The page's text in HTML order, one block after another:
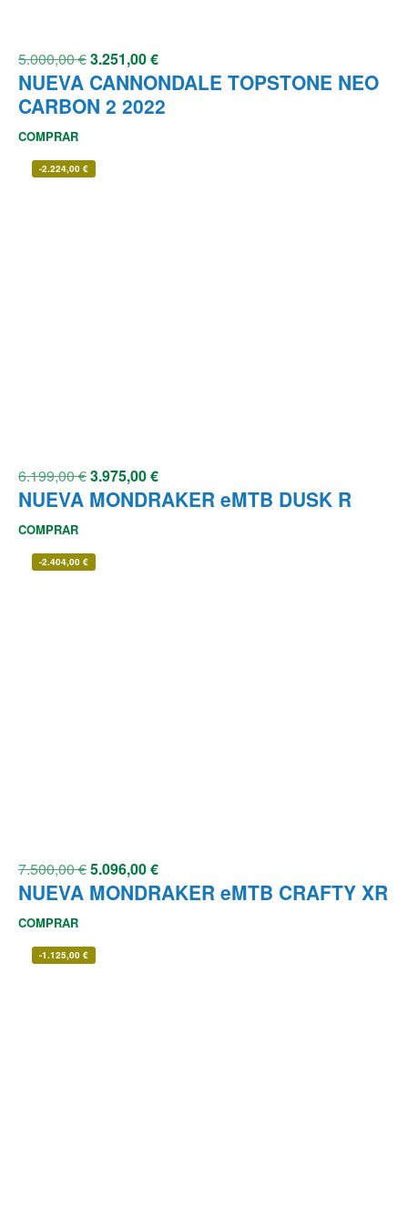
5.000,00€3.251,00€
NUEVA CANNONDALE TOPSTONE NEO
CARBON 2 2022
COMPRAR
-2.224,00 €
6.199,00€3.975,00€
NUEVA MONDRAKER eMTB DUSK R
COMPRAR
-2.404,00 €
7.500,00€5.096,00€
NUEVA MONDRAKER eMTB CRAFTY XR
COMPRAR
-1.125,00 €